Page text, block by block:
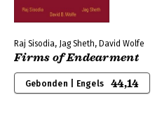
Raj Sisodia, Jag Sheth, David Wolfe
Firms of Endearment
Gebonden | Engels 44,14